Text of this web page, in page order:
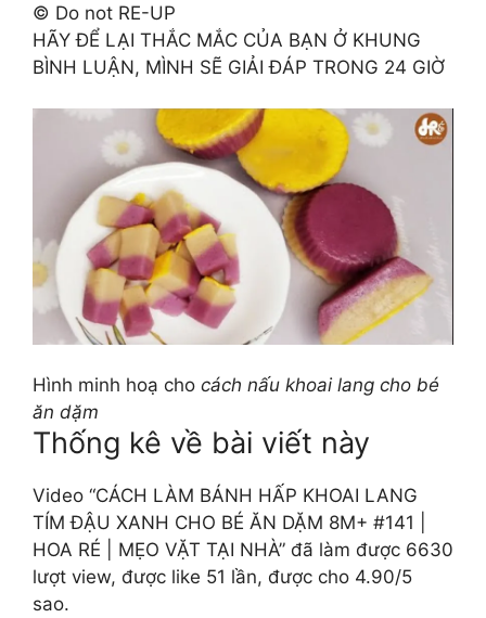
© Do not RE-UP
HÃY ĐỂ LẠI THẮC MẮC CỦA BẠN Ở KHUNG
BÌNH LUẬN, MÌNH SẼ GIẢI ĐÁP TRONG 24 GIỜ
Hình minh hoạ cho cách nấu khoai lang cho bé
ăn dặm
Thống kê về bài viết này
Video “CÁCH LÀM BÁNH HẤP KHOAI LANG
TÍM ĐẬU XANH CHO BÉ ĂN DẶM 8M+ #141 |
HOA RÉ | MẸO VẶT TẠI NHÀ” đã làm được 6630
lượt view, được like 51 lần, được cho 4.90/5
sao.